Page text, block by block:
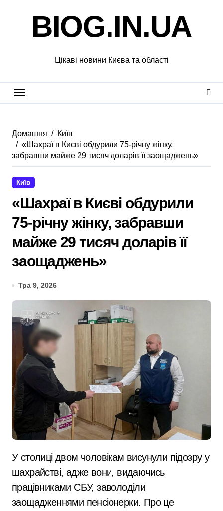
BIOG.IN.UA
Цікаві новини Києва та області
Домашня
Київ
«Шахраї в Києві обдурили 75-річну жінку,
забравши майже 29 тисяч доларів її заощаджень»
Київ
«Шахраї в Києві обдурили
75-річну жінку, забравши
майже 29 тисяч доларів її
заощаджень»
Тра 9, 2026
У столиці двом чоловікам висунули підозру у
шахрайстві, адже вони, видаючись
працівниками СБУ, заволоділи
заощадженнями пенсіонерки. Про це